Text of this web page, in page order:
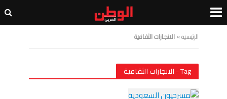
الرئيسية»الانجازات الثقافية
Tag - الانجازات الثقافية